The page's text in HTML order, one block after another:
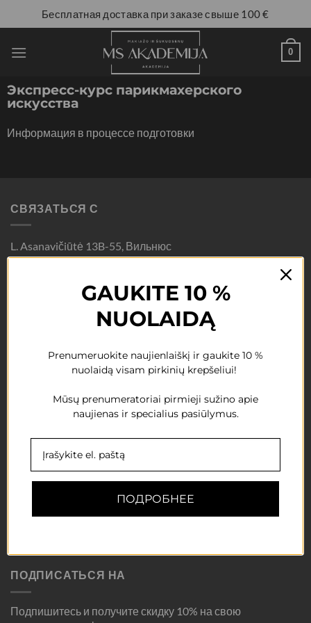
Бесплатная доставка при заказе свыше 100 €
0
Экспресс-курс парикмахерского
искусства
Информация в процессе подготовки
СВЯЗАТЬСЯ С
L. Asanavičiūtė 13B-55, Вильнюс
Марина Сивинскене
Свидетельство о занятии индивидуальной
info@msakademija.com
867205534
ПОЛОЖЕНИЯ
Доставка товаров
ПОДПИСАТЬСЯ НА
Подпишитесь и получите скидку 10% на свою
GAUKITE 10 %
NUOLAIDĄ
Prenumeruokite naujienlaiškį ir gaukite 10 %
nuolaidą visam pirkinių krepšeliui!
Mūsų prenumeratoriai pirmieji sužino apie
naujienas ir specialius pasiūlymus.
ПОДРОБНЕЕ